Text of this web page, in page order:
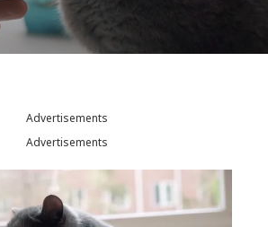
Advertisements
Advertisements